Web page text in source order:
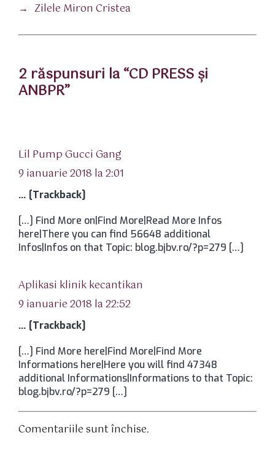
→ Zilele Miron Cristea
2 răspunsuri la “CD PRESS şi
ANBPR”
Lil Pump Gucci Gang
9 ianuarie 2018 la 2:01
… [Trackback]
[…] Find More on|Find More|Read More Infos
here|There you can find 56648 additional
Infos|Infos on that Topic: blog.bjbv.ro/?p=279 […]
Aplikasi klinik kecantikan
9 ianuarie 2018 la 22:52
… [Trackback]
[…] Find More here|Find More|Find More
Informations here|Here you will find 47348
additional Informations|Informations to that Topic:
blog.bjbv.ro/?p=279 […]
Comentariile sunt închise.